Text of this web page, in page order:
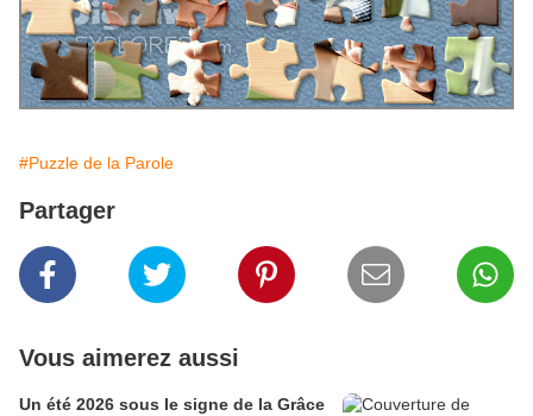
#Puzzle de la Parole
Partager
Vous aimerez aussi
Un été 2026 sous le signe de la Grâce